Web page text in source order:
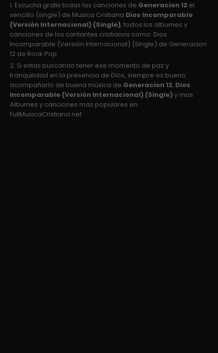
1. Escucha gratis todas las canciones de Generacion 12 el
sencillo (single) de Musica Cristiana Dios Incomparable
(Versión Internacional) (Single), todos los albumes y
canciones de los cantantes cristianos como: Dios
Incomparable (Versión Internacional) (Single) de Generacion
12 de Rock Pop.
2. Si estas buscando tener ese momento de paz y
tranquilidad en la presencia de Dios, siempre es bueno
acompañarlo de buena música de Generacion 12, Dios
Incomparable (Versión Internacional) (Single) y mas
Albumes y canciones mas populares en
FullMusicaCristiana.net